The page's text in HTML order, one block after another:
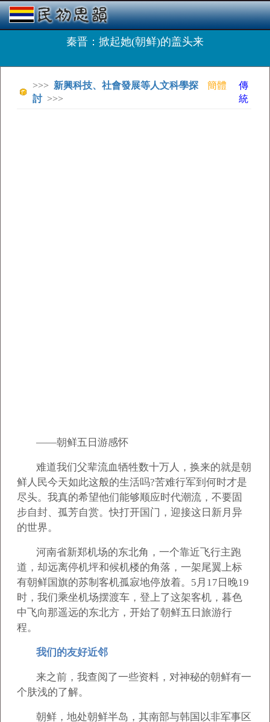
秦晋：掀起她(朝鲜)的盖头来
>>> 新興科技、社會發展等人文科學探
討>>>
簡體
傳
統
——朝鲜五日游感怀
难道我们父辈流血牺牲数十万人，换来的就是朝
鲜人民今天如此这般的生活吗?苦难行军到何时才是
尽头。我真的希望他们能够顺应时代潮流，不要固
步自封、孤芳自赏。快打开国门，迎接这日新月异
的世界。
河南省新郑机场的东北角，一个靠近飞行主跑
道，却远离停机坪和候机楼的角落，一架尾翼上标
有朝鲜国旗的苏制客机孤寂地停放着。5月17日晚19
时，我们乘坐机场摆渡车，登上了这架客机，暮色
中飞向那遥远的东北方，开始了朝鲜五日旅游行
程。
我们的友好近邻
来之前，我查阅了一些资料，对神秘的朝鲜有一
个肤浅的了解。
朝鲜，地处朝鲜半岛，其南部与韩国以非军事区